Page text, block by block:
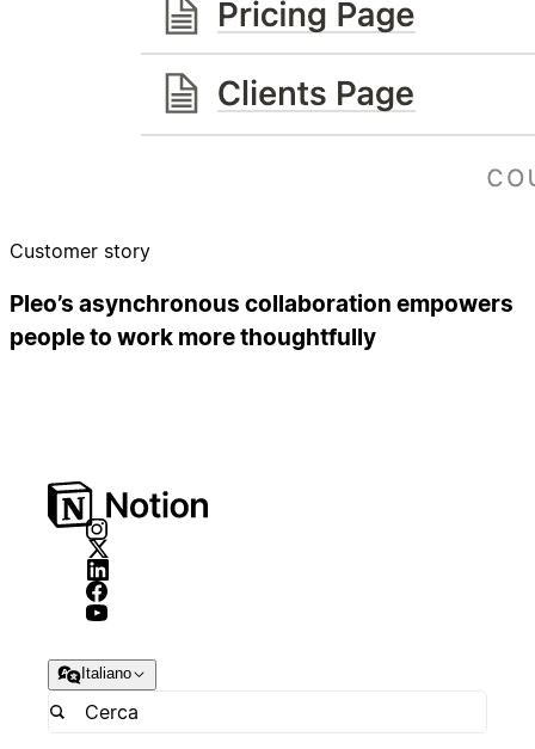
Customer story
Pleo’s asynchronous collaboration empowers
people to work more thoughtfully
Italiano